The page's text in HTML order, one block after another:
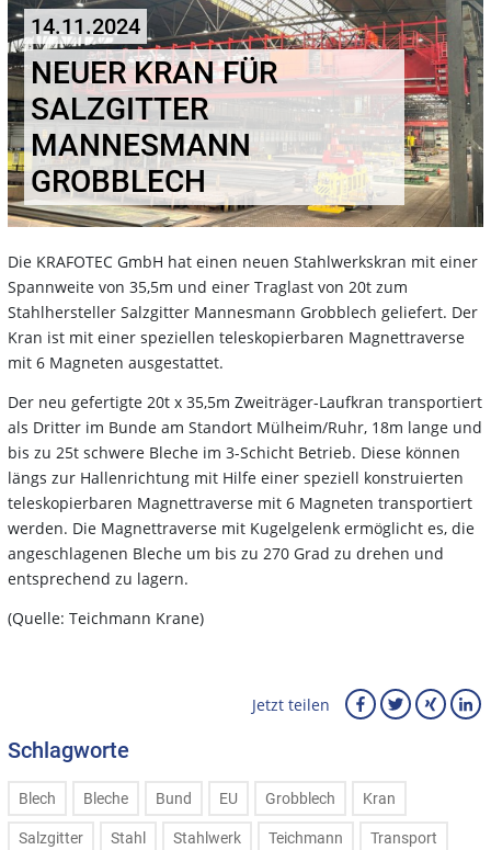
14.11.2024
NEUER KRAN FÜR
SALZGITTER
MANNESMANN
GROBBLECH
Die KRAFOTEC GmbH hat einen neuen Stahlwerkskran mit einer
Spannweite von 35,5m und einer Traglast von 20t zum
Stahlhersteller Salzgitter Mannesmann Grobblech geliefert. Der
Kran ist mit einer speziellen teleskopierbaren Magnettraverse
mit 6 Magneten ausgestattet.
Der neu gefertigte 20t x 35,5m Zweiträger-Laufkran transportiert
als Dritter im Bunde am Standort Mülheim/Ruhr, 18m lange und
bis zu 25t schwere Bleche im 3-Schicht Betrieb. Diese können
längs zur Hallenrichtung mit Hilfe einer speziell konstruierten
teleskopierbaren Magnettraverse mit 6 Magneten transportiert
werden. Die Magnettraverse mit Kugelgelenk ermöglicht es, die
angeschlagenen Bleche um bis zu 270 Grad zu drehen und
entsprechend zu lagern.
(Quelle: Teichmann Krane)
Jetzt teilen
Schlagworte
Blech Bleche Bund EU Grobblech Kran
Salzgitter Stahl Stahlwerk Teichmann Transport